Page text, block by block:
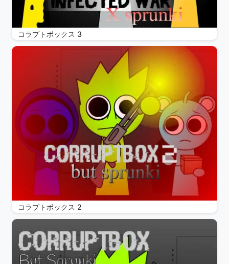
コラプトボックス 3
コラプトボックス 2